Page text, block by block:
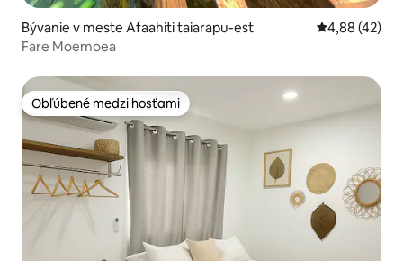
Bývanie v meste Afaahiti taiarapu-est Priemerné
4,88 (42)
Fare Moemoea
Obľúbené medzi hosťami
Obľúbené medzi hosťami